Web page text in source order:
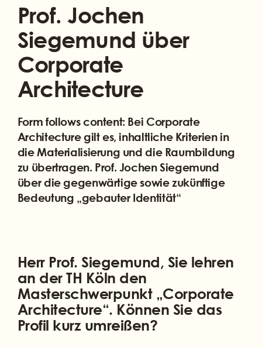
Prof. Jochen
Siegemund über
Corporate
Architecture
Form follows content: Bei Corporate
Architecture gilt es, inhaltliche Kriterien in
die Materialisierung und die Raumbildung
zu übertragen. Prof. Jochen Siegemund
über die gegenwärtige sowie zukünftige
Bedeutung „gebauter Identität“
Herr Prof. Siegemund, Sie lehren
an der TH Köln den
Masterschwerpunkt „Corporate
Architecture“. Können Sie das
Profil kurz umreißen?